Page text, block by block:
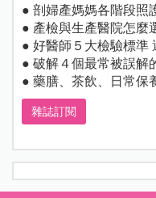
● 剖婦產媽媽各階段照
● 產檢與生產醫院怎麼
● 好醫師５大檢驗標準
● 破解４個最常被誤解
● 藥膳、茶飲、日常保
雜誌訂閱